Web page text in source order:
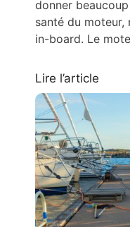
donner
santé du
in-board. Le
Lire l’article